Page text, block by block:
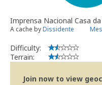
Imprensa Nacional Casa
A cache byDissidente
Difficulty:
Terrain:
Join now to view